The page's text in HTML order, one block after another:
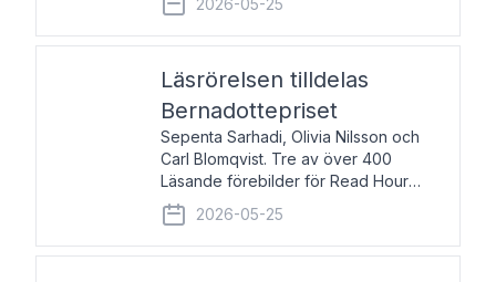
tilldelas bibliotekarier vid svenska folk-
och skolbibliotek som gjort värdefull
2026-05-25
Läsrörelsen tilldelas
Bernadottepriset
Sepenta Sarhadi, Olivia Nilsson och
Carl Blomqvist. Tre av över 400
Läsande förebilder för Read Hour
Sverige. Foto: Michael Wall. Den ideella
föreningen Läsrörelsen tilldelas
Bernadottepriset 2026 för att den
2026-05-25